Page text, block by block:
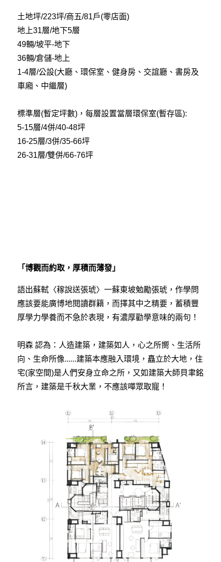
土地坪/223坪/商五/81戶(零店面)
地上31層/地下5層
49輛/坡平-地下
36輛/倉儲-地上
1-4層/公設(大廳、環保室、健身房、交誼廳、書房及
車廂、中繼層)
標準層(暫定坪數)，每層設置當層環保室(暫存區):
5-15層/4併/40-48坪
16-25層/3併/35-66坪
26-31層/雙併/66-76坪
「博觀而約取，厚積而薄發」
語出蘇軾〈稼說送張琥〉一蘇東坡勉勵張琥，作學問
應該要能廣博地閱讀群籍，而擇其中之精要，蓄積豐
厚學力學養而不急於表現，有濃厚勸學意味的兩句！
明森 認為：人造建築，建築如人，心之所嚮、生活所
向、生命所像......建築本應融入環境，矗立於大地，住
宅(家空間)是人們安身立命之所，又如建築大師貝聿銘
所言，建築是千秋大業，不應該嘩眾取寵！